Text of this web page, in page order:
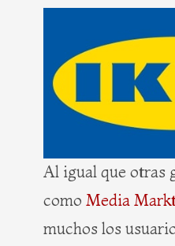
Al igual que otras
como Media
muchos los